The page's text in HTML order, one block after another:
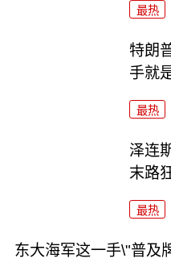
最热
特朗
手就
最热
泽连
末路
最热
东大海军这一手\"普及